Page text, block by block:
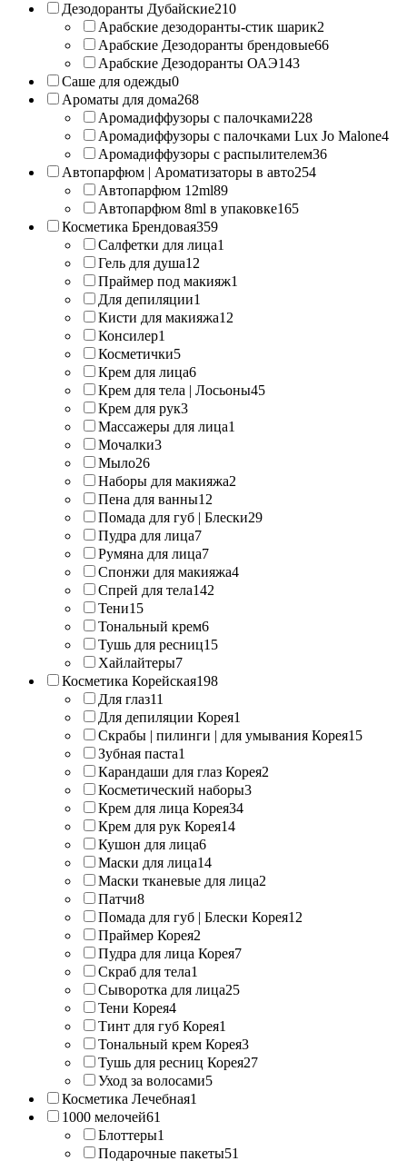
Дезодоранты Дубайские210
Арабские дезодоранты-стик шарик2
Арабские Дезодоранты брендовые66
Арабские Дезодоранты ОАЭ143
Саше для одежды0
Ароматы для дома268
Аромадиффузоры с палочками228
Аромадиффузоры с палочками Lux Jo Malone4
Аромадиффузоры с распылителем36
Автопарфюм | Ароматизаторы в авто254
Автопарфюм 12ml89
Автопарфюм 8ml в упаковке165
Косметика Брендовая359
Салфетки для лица1
Гель для душа12
Праймер под макияж1
Для депиляции1
Кисти для макияжа12
Консилер1
Косметички5
Крем для лица6
Крем для тела | Лосьоны45
Крем для рук3
Массажеры для лица1
Мочалки3
Мыло26
Наборы для макияжа2
Пена для ванны12
Помада для губ | Блески29
Пудра для лица7
Румяна для лица7
Спонжи для макияжа4
Спрей для тела142
Тени15
Тональный крем6
Тушь для ресниц15
Хайлайтеры7
Косметика Корейская198
Для глаз11
Для депиляции Корея1
Скрабы | пилинги | для умывания Корея15
Зубная паста1
Карандаши для глаз Корея2
Косметический наборы3
Крем для лица Корея34
Крем для рук Корея14
Кушон для лица6
Маски для лица14
Маски тканевые для лица2
Патчи8
Помада для губ | Блески Корея12
Праймер Корея2
Пудра для лица Корея7
Скраб для тела1
Сыворотка для лица25
Тени Корея4
Тинт для губ Корея1
Тональный крем Корея3
Тушь для ресниц Корея27
Уход за волосами5
Косметика Лечебная1
1000 мелочей61
Блоттеры1
Подарочные пакеты51